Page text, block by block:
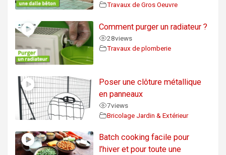
Travaux de Gros Oeuvre
Comment purger un radiateur ?
28views
Travaux de plomberie
Poser une clôture métallique
en panneaux
7views
Bricolage Jardin & Extérieur
Batch cooking facile pour
l’hiver et pour toute une